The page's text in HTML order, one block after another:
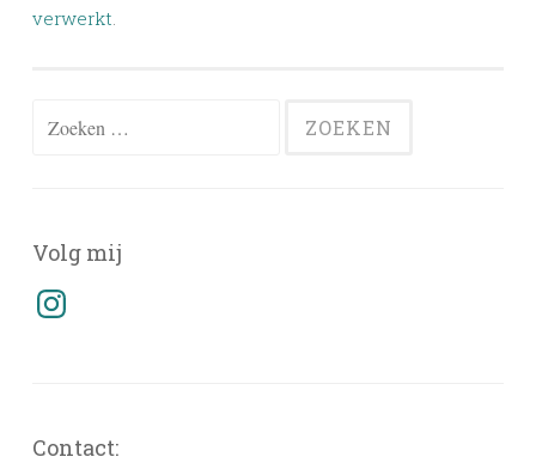
verwerkt.
Zoeken
Volg mij
Instagram
Contact: